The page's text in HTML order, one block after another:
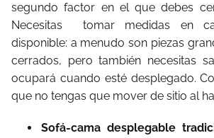
segundo factor en el que debes
Necesitas tomar medidas en
disponible: a menudo son piezas
cerrados, pero también necesitas
ocupará cuando esté desplegado.
que no tengas que mover de sitio al
Sofá-cama desplegable